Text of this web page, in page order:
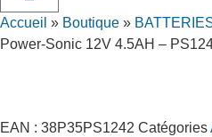
Accueil » Boutique »
Power-Sonic 12V 4.5AH –
EAN : 38P35PS1242 Catégories